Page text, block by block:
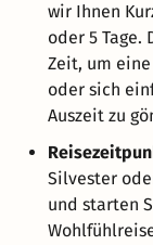
wir Ihnen
oder 5 Tage.
Zeit, um
oder sich
Auszeit zu
Silvester
und starten